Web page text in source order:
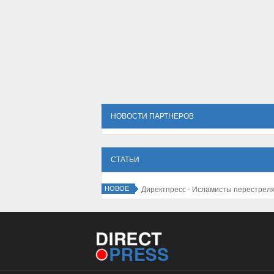
НОВОСТИ ПАРТНЕРОВ
СТАТЬИ
НОВОЕ
в Израиле резко падает